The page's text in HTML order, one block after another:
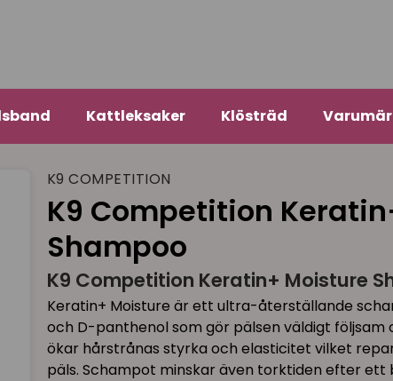
Kattleksaker Klösträd
K9 COMPETITION
K9 Competition
Shampoo
K9 Competition Keratin+ Moisture
Keratin+ Moisture är ett ultra-återställande
och D-panthenol som gör pälsen väldigt följsam
ökar hårstrånas styrka och elasticitet vilket
päls. Schampot minskar även torktiden efter ett